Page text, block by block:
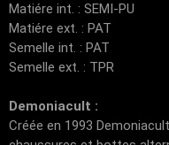
Matiére int. : SEMI-PU
Matiére ext. : PAT
Semelle int. : PAT
Semelle ext. : TPR
Demoniacult :
Créée en 1993